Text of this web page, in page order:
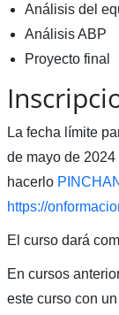
Análisis del
Análisis ABP
Proyecto final
La fecha límite
de mayo de
hacerlo
https://
El curso dará
En cursos
este curso con